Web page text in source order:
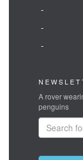
-
-
-
A rover
penguins